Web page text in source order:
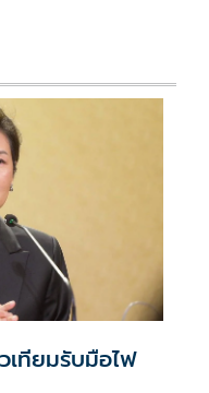
เทียมรับมือไฟ